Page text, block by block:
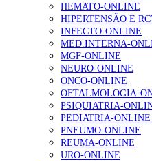
Quase quatro em
apresentavam níveis
84 visualizações
Trodelvy aprovado
mama triplo
elegíveis para
58 visualizações
HEMATO-ONLINE
HIPERTENSÃO E
INFECTO-ONLINE
MED.INTERNA-
MGF-ONLINE
NEURO-ONLINE
ONCO-ONLINE
OFTALMOLOGIA-
PSIQUIATRIA-
PEDIATRIA-ONLINE
PNEUMO-ONLINE
REUMA-ONLINE
URO-ONLINE